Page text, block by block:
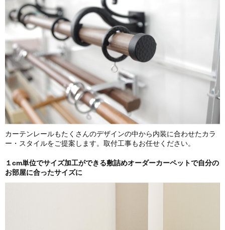
カーテンレールもたくさんのデザインの中から内装に合わせたカラ
ー・スタイルをご提案します。取付工事もお任せください。
１cm単位でサイズ加工ができる敷詰めオーダーカーペットで自分の
お部屋に合ったサイズに